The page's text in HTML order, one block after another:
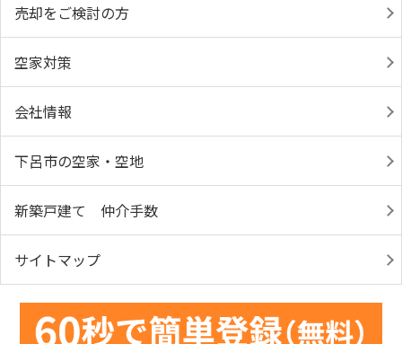
売却をご検討の方
空家対策
会社情報
下呂市の空家・空地
新築戸建て 仲介手数
サイトマップ